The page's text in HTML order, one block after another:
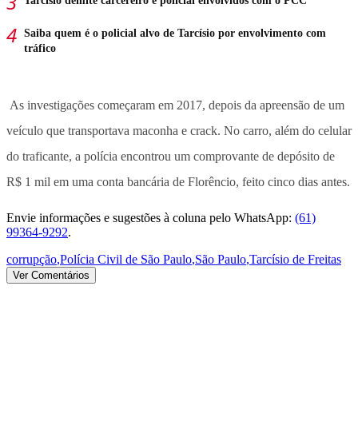
Saiba quem é o policial alvo de Tarcísio por envolvimento com
tráfico
As investigações começaram em 2017, depois da apreensão de um
veículo que transportava maconha e crack. No carro, além do celular
do traficante, a polícia encontrou um comprovante de depósito de
R$ 1 mil em uma conta bancária de Florêncio, feito cinco dias antes.
Envie informações e sugestões à coluna pelo WhatsApp: (61)
99364-9292.
corrupção,Polícia Civil de São Paulo,São Paulo,Tarcísio de Freitas
Ver Comentários